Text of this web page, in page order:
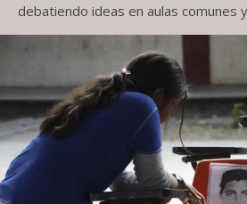
debatiendo ideas en aulas comunes